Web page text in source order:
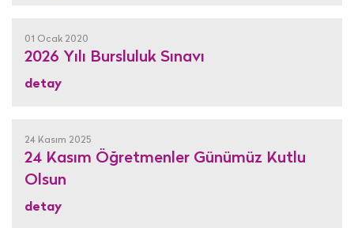
01 Ocak 2020
2026 Yılı Bursluluk Sınavı
detay
24 Kasım 2025
24 Kasım Öğretmenler Günümüz Kutlu
Olsun
detay